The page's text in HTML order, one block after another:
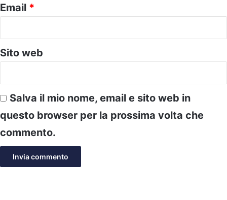
Email *
Sito web
Salva il mio nome, email e sito web in
questo browser per la prossima volta che
commento.